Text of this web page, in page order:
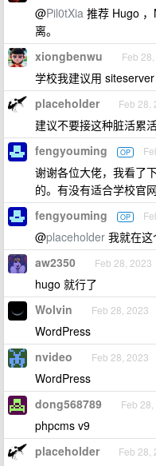
@Pil0tXia 推荐 Hugo
离。
xiongbenwu Feb
学校我建议用 siteserver
placeholder Feb 28,
建议不要接这种脏活累
fengyouming OP
谢谢各位大佬，我看了
的。有没有适合学校官
fengyouming OP
@placeholder 我就在
aw2350 Feb 28, 2023
hugo 就行了
Wolvin Feb 28, 2023
WordPress
nvideo Feb 28, 2023
WordPress
dong568789 Feb
phpcms v9
placeholder Feb 28,